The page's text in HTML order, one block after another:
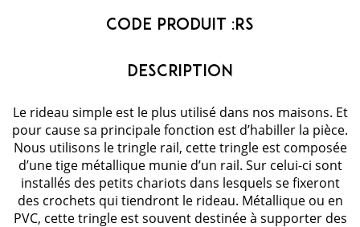
Code Produit :RS
Le rideau simple est le plus utilisé dans nos maisons. Et
pour cause sa principale fonction est d’habiller la pièce.
Nous utilisons le tringle rail, cette tringle est composée
d’une tige métallique munie d’un rail. Sur celui-ci sont
installés des petits chariots dans lesquels se fixeront
des crochets qui tiendront le rideau. Métallique ou en
PVC, cette tringle est souvent destinée à supporter des